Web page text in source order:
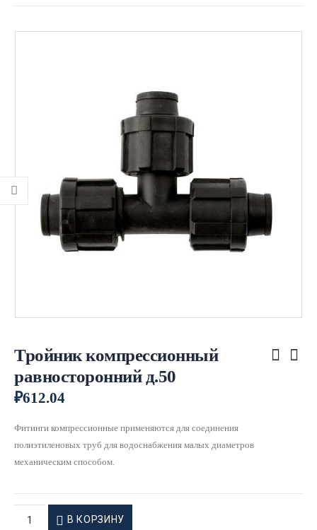
Тройник компрессионный
равносторонний д.50
₽612.04
Фитинги компрессионные применяются для соединения
полиэтиленовых труб для водоснабжения малых диаметров
механическим способом.
В КОРЗИНУ